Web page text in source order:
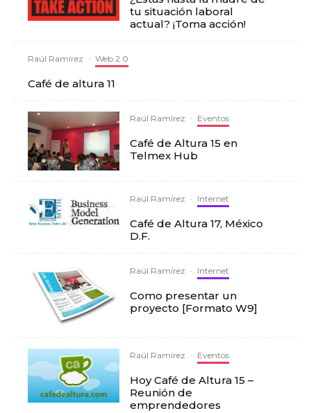
tu situación laboral
actual? ¡Toma acción!
Raúl Ramírez · Web 2.0
Café de altura 11
Raúl Ramírez · Eventos
Café de Altura 15 en
Telmex Hub
Raúl Ramírez · Internet
Café de Altura 17, México
D.F.
Raúl Ramírez · Internet
Como presentar un
proyecto [Formato W9]
Raúl Ramírez · Eventos
Hoy Café de Altura 15 –
Reunión de
emprendedores